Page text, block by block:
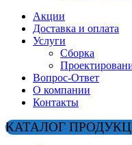
Акции
Доставка и оплата
Услуги
Сборка
Вопрос-Ответ
О компании
Контакты
КАТАЛОГ